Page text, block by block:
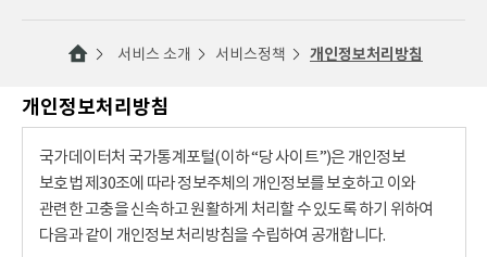
서비스 소개 서비스정책 개인정보처리방침
개인정보처리방침
국가데이터처 국가통계포털(이하 “당 사이트”)은 개인정보
보호법 제30조에 따라 정보주체의 개인정보를 보호하고 이와
관련한 고충을 신속하고 원활하게 처리할 수 있도록 하기 위하여
다음과 같이 개인정보 처리방침을 수립하여 공개합니다.